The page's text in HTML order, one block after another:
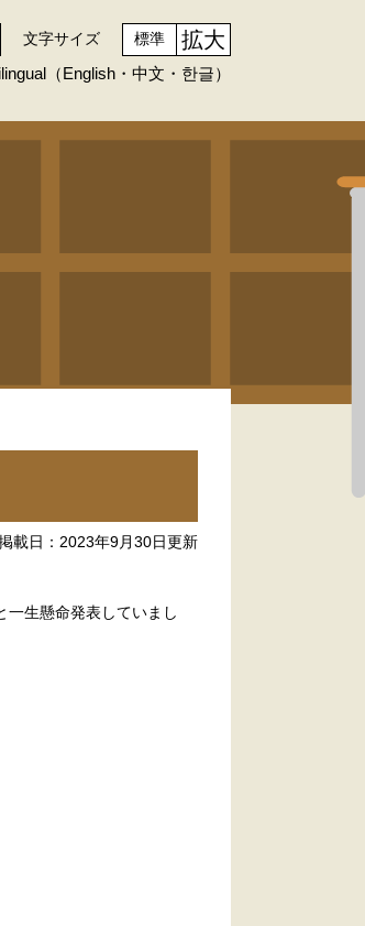
文字サイズ 標準 拡大
（English・中文・한글）
載日：2023年9月30日更新
生懸命発表していまし